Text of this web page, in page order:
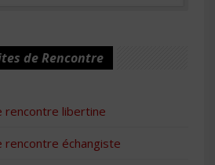
de Rencontre
rencontre libertine
rencontre échangiste